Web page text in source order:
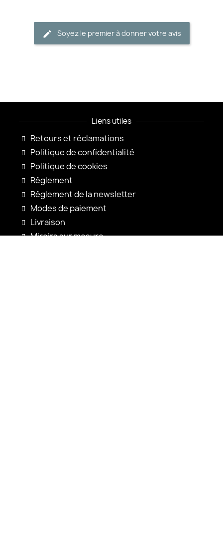
Soyez le premier à donner votre avis
Liens utiles
Retours et réclamations
Politique de confidentialité
Politique de cookies
Règlement
Règlement de la newsletter
Modes de paiement
Livraison
Miroirs sur mesure